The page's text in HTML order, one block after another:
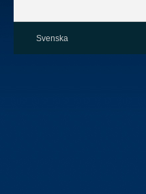
Svenska